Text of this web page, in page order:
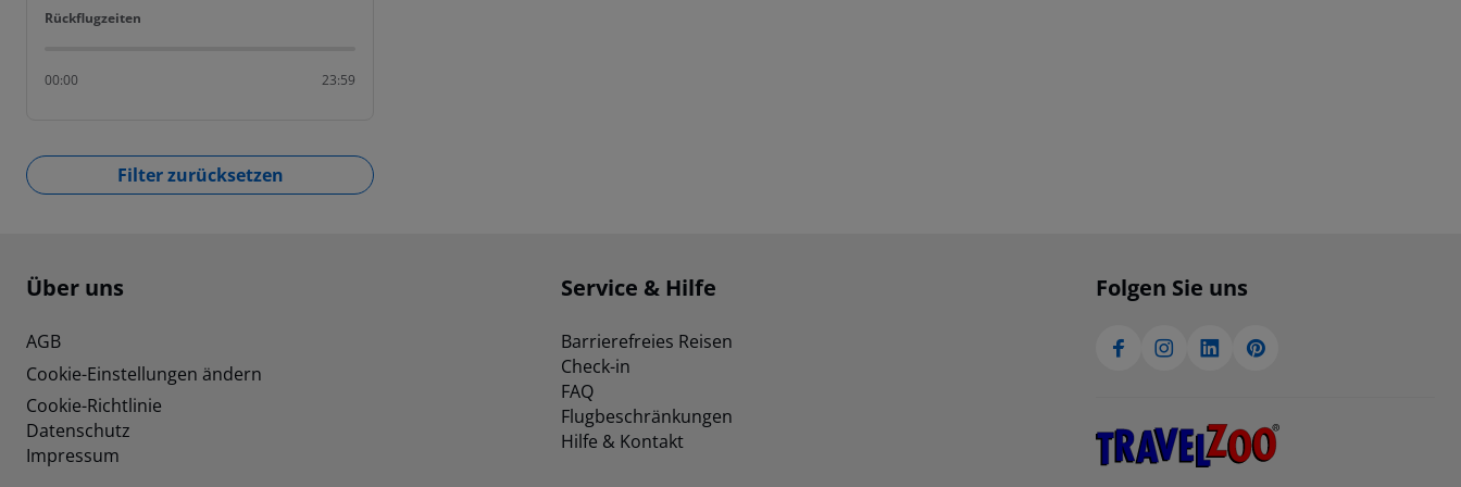
Rückflugzeiten
Rückflugzeiten
00:00 23:59
Filter zurücksetzen
Footer navigation
Über uns
AGB
Cookie-Einstellungen ändern
Cookie-Richtlinie
Datenschutz
Impressum
Service & Hilfe
Barrierefreies Reisen
Check-in
FAQ
Flugbeschränkungen
Hilfe & Kontakt
Folgen Sie uns